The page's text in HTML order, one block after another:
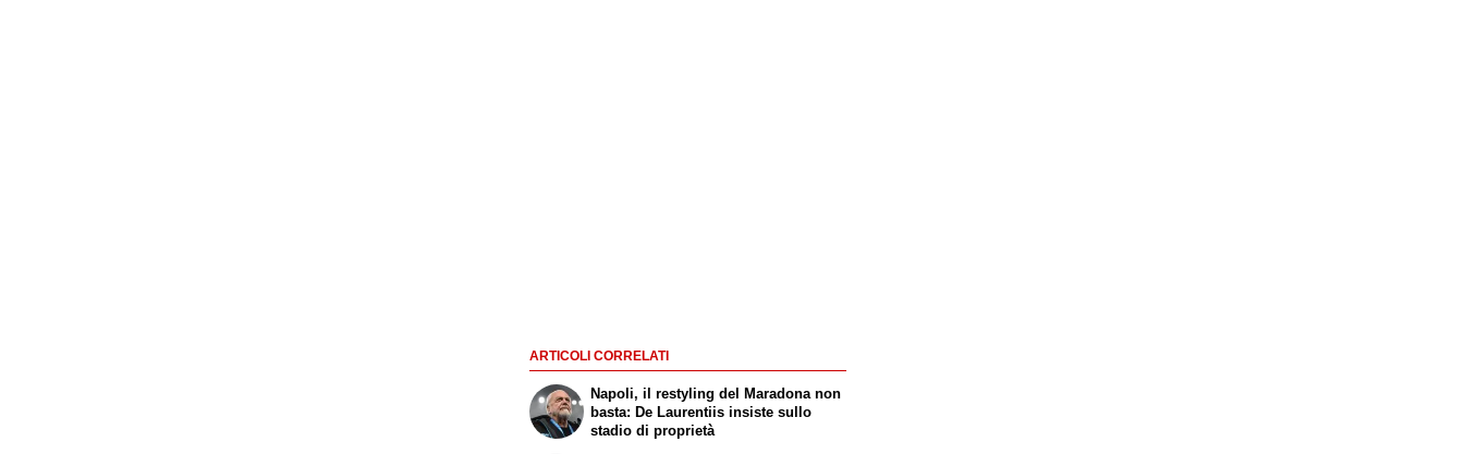
ARTICOLI CORRELATI
Napoli, il restyling del Maradona non
basta: De Laurentiis insiste sullo
stadio di proprietà